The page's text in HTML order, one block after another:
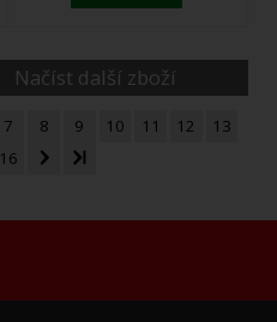
Načíst další zboží
7 8 9 10 11 12
13
16